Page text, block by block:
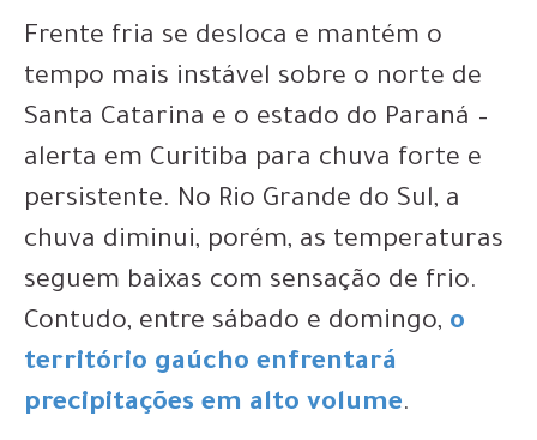
Frente fria se desloca e mantém o
tempo mais instável sobre o norte de
Santa Catarina e o estado do Paraná –
alerta em Curitiba para chuva forte e
persistente. No Rio Grande do Sul, a
chuva diminui, porém, as temperaturas
seguem baixas com sensação de frio.
Contudo, entre sábado e domingo, o
território gaúcho enfrentará
precipitações em alto volume.